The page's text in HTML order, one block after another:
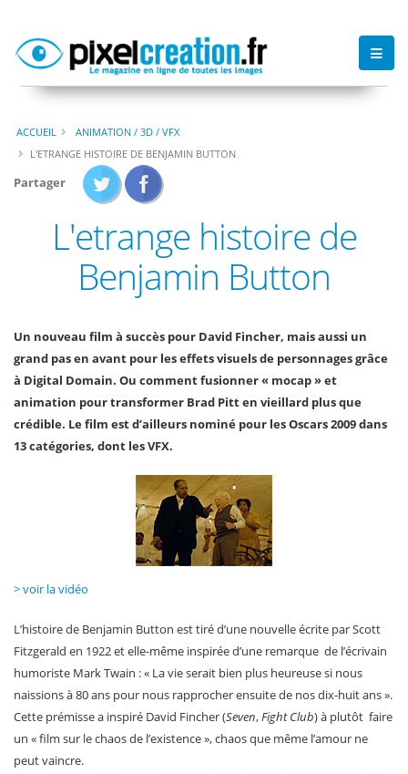
ACCUEIL
ANIMATION / 3D / VFX
L'ETRANGE HISTOIRE DE BENJAMIN BUTTON
Partager
L'etrange histoire de
Benjamin Button
Un nouveau film à succès pour David Fincher, mais aussi un
grand pas en avant pour les effets visuels de personnages grâce
à Digital Domain. Ou comment fusionner « mocap » et
animation pour transformer Brad Pitt en vieillard plus que
crédible. Le film est d’ailleurs nominé pour les Oscars 2009 dans
13 catégories, dont les VFX.
> voir la vidéo
L’histoire de Benjamin Button est tiré d’une nouvelle écrite par Scott
Fitzgerald en 1922 et elle-même inspirée d’une remarque de l’écrivain
humoriste Mark Twain : « La vie serait bien plus heureuse si nous
naissions à 80 ans pour nous rapprocher ensuite de nos dix-huit ans ».
Cette prémisse a inspiré David Fincher (Seven,Fight Club) à plutôt faire
un « film sur le chaos de l’existence », chaos que même l’amour ne
peut vaincre.